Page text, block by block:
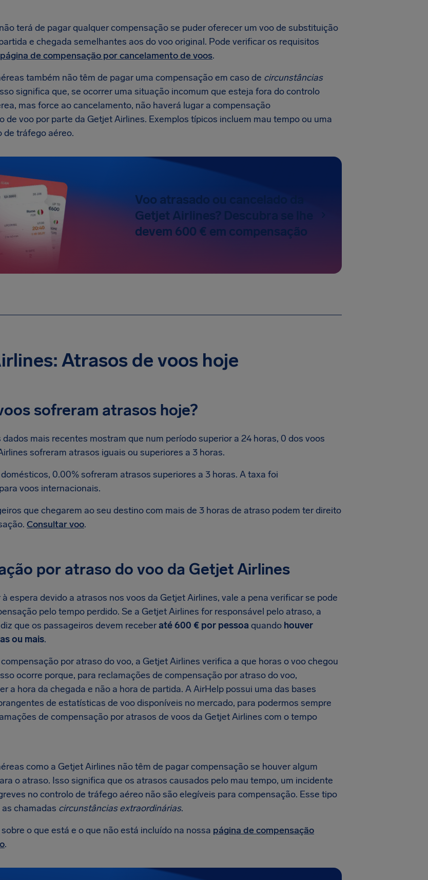
terá de pagar qualquer compensação se puder oferecer um voo de substituição
e chegada semelhantes aos do voo original. Pode verificar os requisitos
página de compensação por cancelamento de voos.
também não têm de pagar uma compensação em caso de circunstâncias
significa que, se ocorrer uma situação incomum que esteja fora do controlo
mas force ao cancelamento, não haverá lugar a compensação
de voo por parte da Getjet Airlines. Exemplos típicos incluem mau tempo ou uma
de tráfego aéreo.
Voo atrasado ou cancelado da
Getjet Airlines? Descubra se lhe
devem 600 € em compensação
Atrasos de voos hoje
sofreram atrasos hoje?
dados mais recentes mostram que num período superior a 24 horas, 0 dos voos
sofreram atrasos iguais ou superiores a 3 horas.
0.00% sofreram atrasos superiores a 3 horas. A taxa foi
voos internacionais.
que chegarem ao seu destino com mais de 3 horas de atraso podem ter direito
Consultar voo.
por atraso do voo da Getjet Airlines
espera devido a atrasos nos voos da Getjet Airlines, vale a pena verificar se pode
pelo tempo perdido. Se a Getjet Airlines for responsável pelo atraso, a
que os passageiros devem receberaté 600 € por pessoa quando houver
ou mais.
por atraso do voo, a Getjet Airlines verifica a que horas o voo chegou
ocorre porque, para reclamações de compensação por atraso do voo,
a hora da chegada e não a hora de partida. A AirHelp possui uma das bases
de estatísticas de voo disponíveis no mercado, para podermos sempre
de compensação por atrasos de voos da Getjet Airlines com o tempo
como a Getjet Airlines não têm de pagar compensação se houver algum
o atraso. Isso significa que os atrasos causados pelo mau tempo, um incidente
no controlo de tráfego aéreo não são elegíveis para compensação. Esse tipo
chamadas circunstâncias extraordinárias.
o que está e o que não está incluído na nossa página de compensação
.